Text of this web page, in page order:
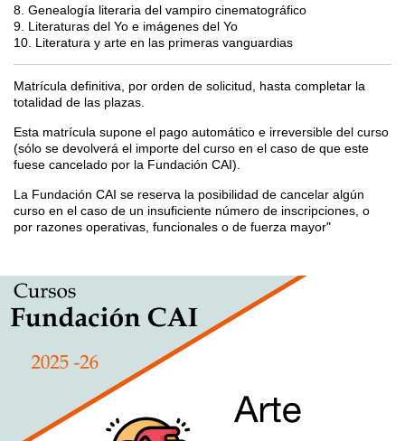
8. Genealogía literaria del vampiro cinematográfico
9. Literaturas del Yo e imágenes del Yo
10. Literatura y arte en las primeras vanguardias
Matrícula definitiva, por orden de solicitud, hasta completar la
totalidad de las plazas.
Esta matrícula supone el pago automático e irreversible del curso
(sólo se devolverá el importe del curso en el caso de que este
fuese cancelado por la Fundación CAI).
La Fundación CAI se reserva la posibilidad de cancelar algún
curso en el caso de un insuficiente número de inscripciones, o
por razones operativas, funcionales o de fuerza mayor"